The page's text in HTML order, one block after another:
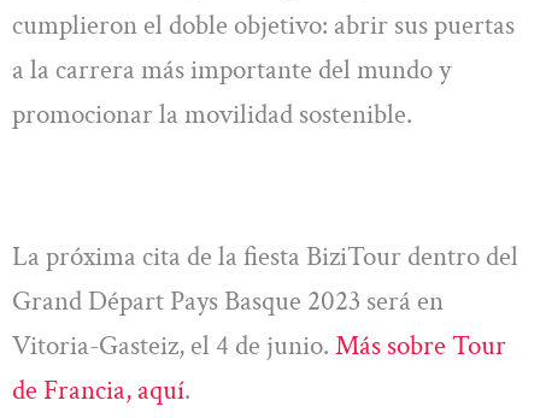
cumplieron el doble objetivo: abrir sus puertas
a la carrera más importante del mundo y
promocionar la movilidad sostenible.
La próxima cita de la fiesta BiziTour dentro del
Grand Départ Pays Basque 2023 será en
Vitoria-Gasteiz, el 4 de junio. Más sobre Tour
de Francia, aquí.